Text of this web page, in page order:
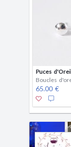
65.00 €